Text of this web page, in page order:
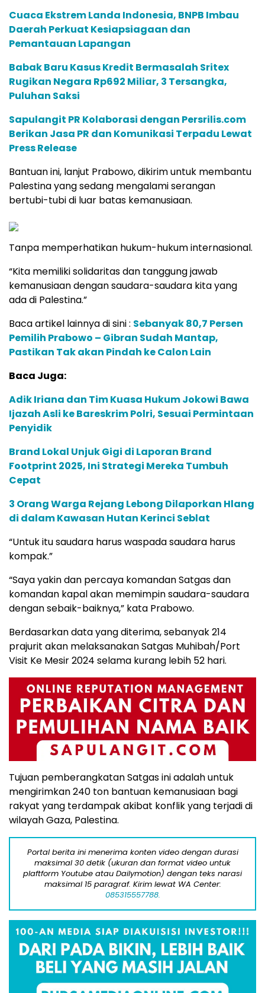
Cuaca Ekstrem Landa Indonesia, BNPB Imbau
Daerah Perkuat Kesiapsiagaan dan
Pemantauan Lapangan
Babak Baru Kasus Kredit Bermasalah Sritex
Rugikan Negara Rp692 Miliar, 3 Tersangka,
Puluhan Saksi
Sapulangit PR Kolaborasi dengan Persrilis.com
Berikan Jasa PR dan Komunikasi Terpadu Lewat
Press Release
Bantuan ini, lanjut Prabowo, dikirim untuk membantu
Palestina yang sedang mengalami serangan
bertubi-tubi di luar batas kemanusiaan.
Tanpa memperhatikan hukum-hukum internasional.
“Kita memiliki solidaritas dan tanggung jawab
kemanusiaan dengan saudara-saudara kita yang
ada di Palestina.”
Baca artikel lainnya di sini : Sebanyak 80,7 Persen
Pemilih Prabowo – Gibran Sudah Mantap,
Pastikan Tak akan Pindah ke Calon Lain
Baca Juga:
Adik Iriana dan Tim Kuasa Hukum Jokowi Bawa
Ijazah Asli ke Bareskrim Polri, Sesuai Permintaan
Penyidik
Brand Lokal Unjuk Gigi di Laporan Brand
Footprint 2025, Ini Strategi Mereka Tumbuh
Cepat
3 Orang Warga Rejang Lebong Dilaporkan Hlang
di dalam Kawasan Hutan Kerinci Seblat
“Untuk itu saudara harus waspada saudara harus
kompak.”
“Saya yakin dan percaya komandan Satgas dan
komandan kapal akan memimpin saudara-saudara
dengan sebaik-baiknya,” kata Prabowo.
Berdasarkan data yang diterima, sebanyak 214
prajurit akan melaksanakan Satgas Muhibah/Port
Visit Ke Mesir 2024 selama kurang lebih 52 hari.
Tujuan pemberangkatan Satgas ini adalah untuk
mengirimkan 240 ton bantuan kemanusiaan bagi
rakyat yang terdampak akibat konflik yang terjadi di
wilayah Gaza, Palestina.
Portal berita ini menerima konten video dengan durasi
maksimal 30 detik (ukuran dan format video untuk
plaftform Youtube atau Dailymotion) dengan teks narasi
maksimal 15 paragraf. Kirim lewat WA Center:
085315557788.